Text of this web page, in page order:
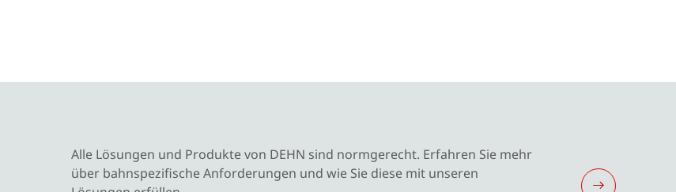
Alle Lösungen und Produkte von DEHN sind normgerecht. Erfahren Sie mehr
über bahnspezifische Anforderungen und wie Sie diese mit unseren